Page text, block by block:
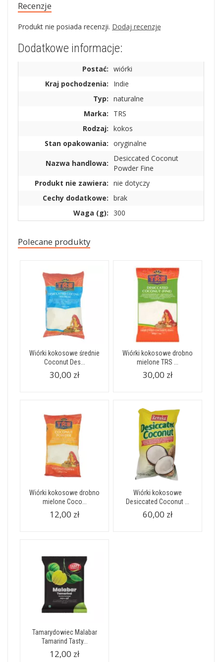
Recenzje
Produkt nie posiada recenzji. Dodaj recenzję
Dodatkowe informacje:
Postać: wiórki
Kraj pochodzenia:
Indie
Typ: naturalne
Marka:
TRS
Rodzaj: kokos
Stan opakowania: oryginalne
Nazwa handlowa:
Desiccated Coconut
Powder Fine
Produkt nie zawiera: nie dotyczy
Cechy dodatkowe: brak
Waga (g):
300
Polecane produkty
Wiórki kokosowe średnie
Coconut Des...
30,00 zł
Wiórki kokosowe drobno
mielone TRS ...
30,00 zł
Wiórki kokosowe drobno
mielone Coco...
12,00 zł
Wiórki kokosowe
Desiccated Coconut ...
60,00 zł
Tamarydowiec Malabar
Tamarind Tasty...
12,00 zł